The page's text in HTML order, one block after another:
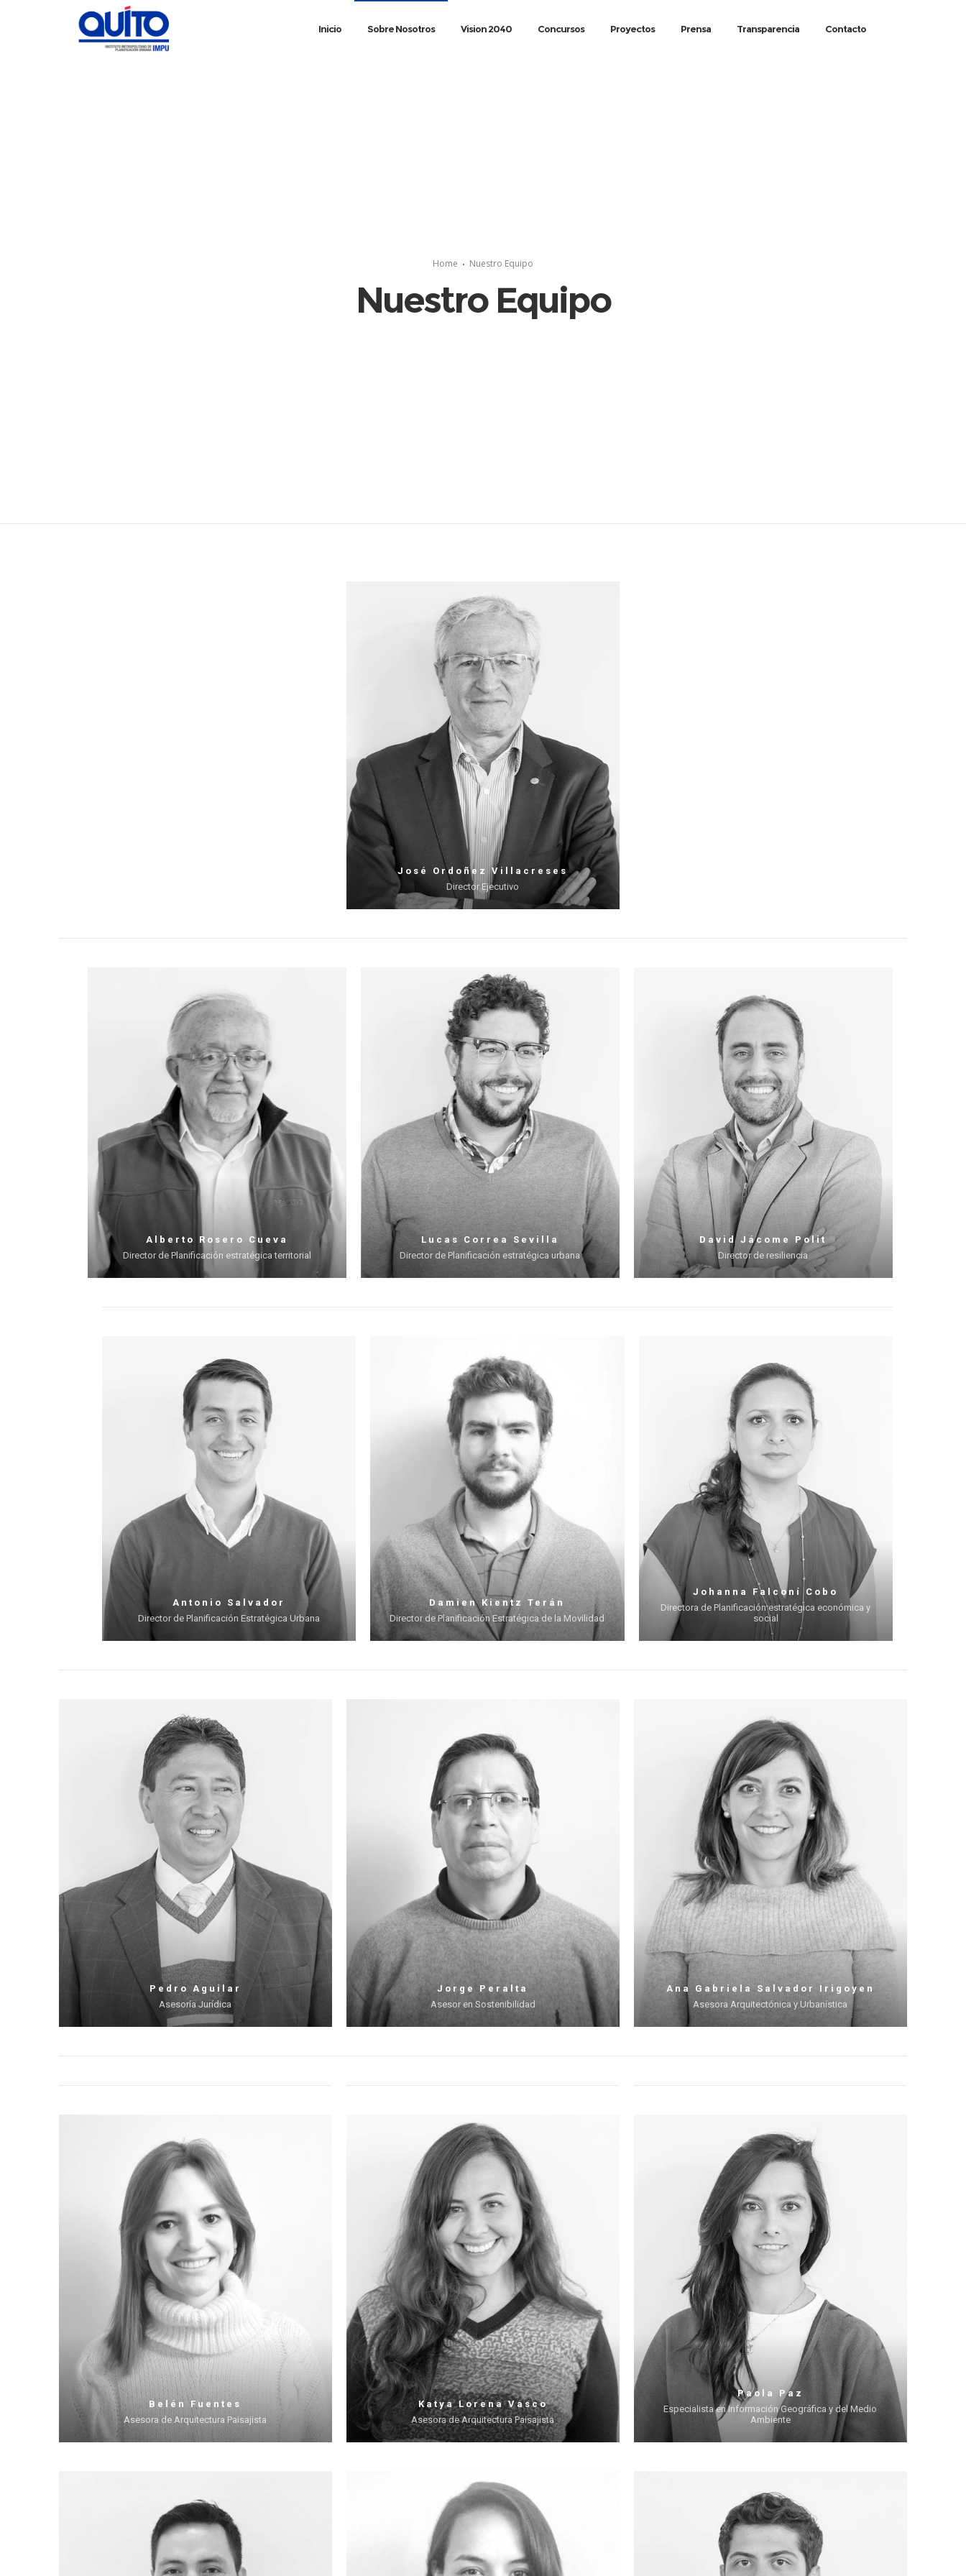
Inicio Sobre Nosotros Vision 2040 Concursos Proyectos Prensa Transparencia Contacto
Home Nuestro Equipo
Nuestro Equipo
José Ordoñez Villacreses
Director Ejecutivo
Alberto Rosero Cueva
Director de Planificación estratégica territorial
Lucas Correa Sevilla
Director de Planificación estratégica urbana
David Jácome Polit
Director de resiliencia
Antonio Salvador
Director de Planificación Estratégica Urbana
Damien Kientz Terán
Director de Planificación Estratégica de la Movilidad
Johanna Falconí Cobo
Directora de Planificación estratégica económica y
social
Pedro Aguilar
Asesoría Jurídica
Jorge Peralta
Asesor en Sostenibilidad
Ana Gabriela Salvador Irigoyen
Asesora Arquitectónica y Urbanística
Belén Fuentes
Asesora de Arquitectura Paisajista
Katya Lorena Vasco
Asesora de Arquitectura Paisajista
Paola Paz
Especialista en Información Geográfica y del Medio
Ambiente